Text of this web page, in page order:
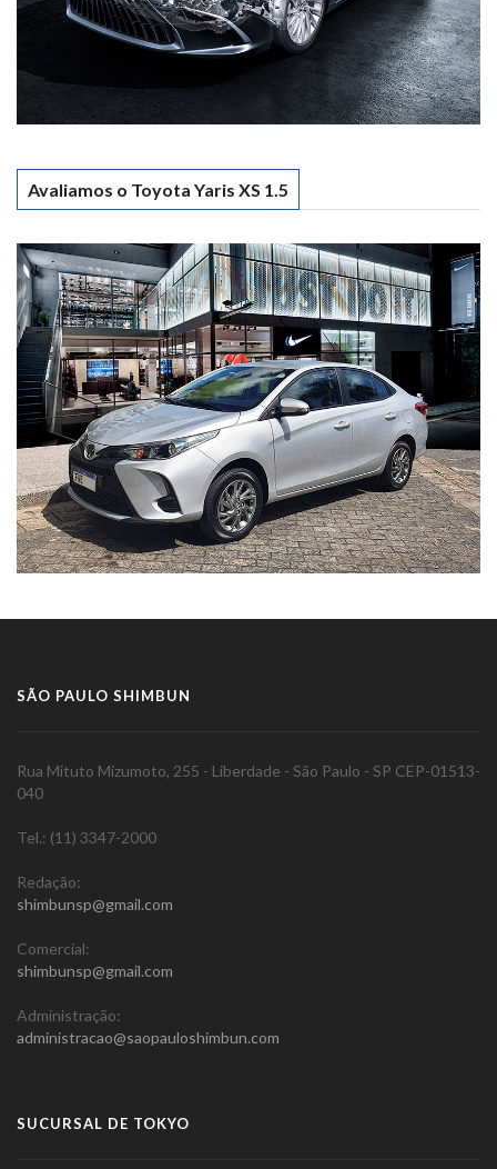
Avaliamos o Toyota Yaris XS 1.5
SÃO PAULO SHIMBUN
Rua Mituto Mizumoto, 255 - Liberdade - São Paulo - SP CEP-01513-
040
Tel.: (11) 3347-2000
Redação:
shimbunsp@gmail.com
Comercial:
shimbunsp@gmail.com
Administração:
administracao@saopauloshimbun.com
SUCURSAL DE TOKYO